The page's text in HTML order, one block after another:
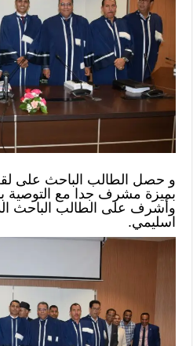
و حصل الطالب الباحث على
بميزة مشرف جدا مع التوصية
وأشرف على الطالب الباحث
اسليمي.